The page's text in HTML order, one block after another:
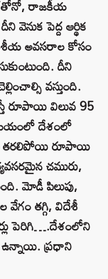
రాజకీయ
పెద్ద ఆర్థిక
అవసరాల కోసం
దీని
వస్తుంది.
రూపాయి విలువ 95
దేశంలో
తరలిపోయి రూపాయి
చమురు,
మోడీ పిలుపు,
వేగం తగ్గి, విదేశీ
పెరిగి….దేశంలోని
ఉన్నాయి. ప్రధాని